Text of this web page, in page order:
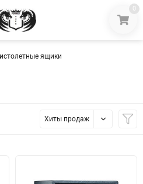
0
ящики
Хиты продаж